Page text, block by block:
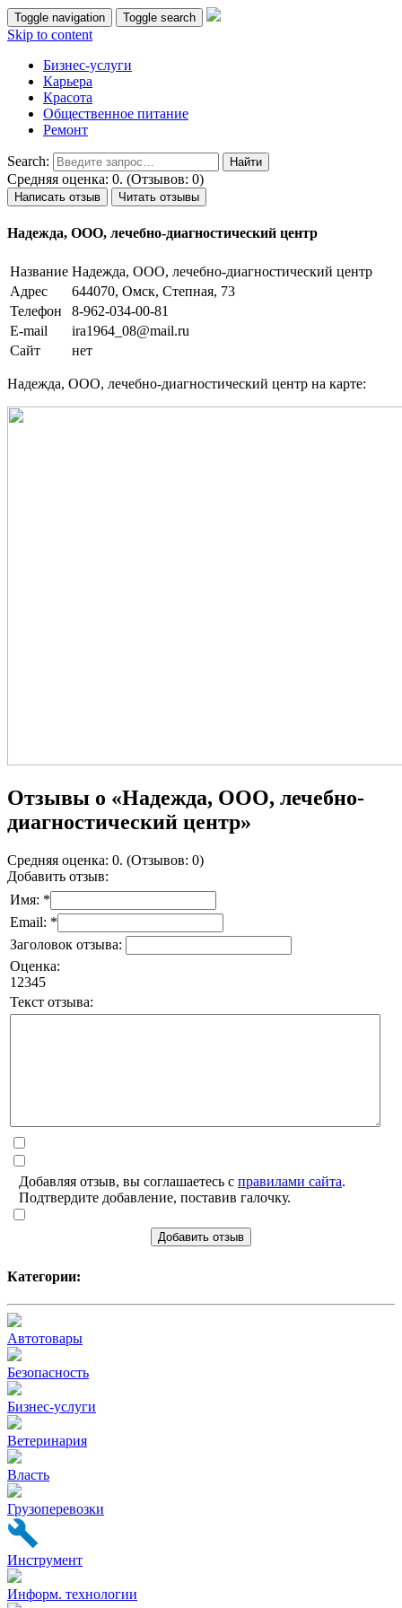
Toggle navigation Toggle search
Skip to content
Бизнес-услуги
Карьера
Красота
Общественное питание
Ремонт
Search:
Средняя оценка: 0. (Отзывов: 0)
Написать отзыв Читать отзывы
Надежда, ООО, лечебно-диагностический центр
Название Надежда, ООО, лечебно-диагностический центр
Адрес
644070, Омск, Степная, 73
Телефон
8-962-034-00-81
E-mail
ira1964_08@mail.ru
Сайт
нет
Надежда, ООО, лечебно-диагностический центр на карте:
Отзывы о «Надежда, ООО, лечебно-
диагностический центр»
Средняя оценка: 0. (Отзывов: 0)
Добавить отзыв:
Имя: *
Email: *
Заголовок отзыва:
Оценка:
1 2345
Текст отзыва:
Добавляя отзыв, вы соглашаетесь с правилами сайта.
Подтвердите добавление, поставив галочку.
Добавить отзыв
Категории:
Автотовары
Безопасность
Бизнес-услуги
Ветеринария
Власть
Грузоперевозки
Инструмент
Информ. технологии